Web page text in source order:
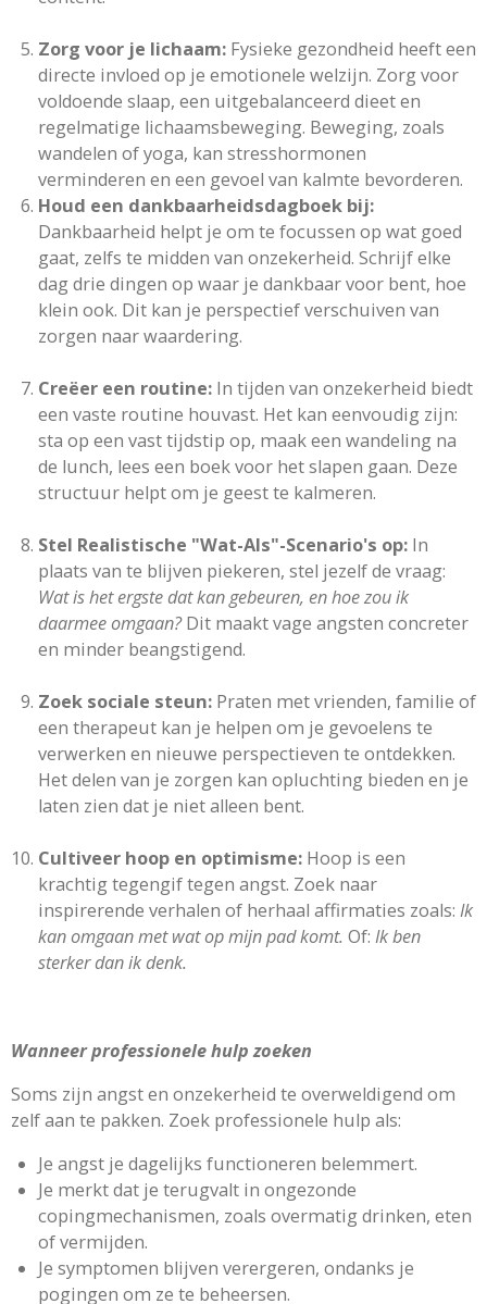
Zorg voor je lichaam:Fysieke gezondheid heeft een
directe invloed op je emotionele welzijn. Zorg voor
voldoende slaap, een uitgebalanceerd dieet en
regelmatige lichaamsbeweging. Beweging, zoals
wandelen of yoga, kan stresshormonen
verminderen en een gevoel van kalmte bevorderen.
Houd een dankbaarheidsdagboek bij:
Dankbaarheid helpt je om te focussen op wat goed
gaat, zelfs te midden van onzekerheid. Schrijf elke
dag drie dingen op waar je dankbaar voor bent, hoe
klein ook. Dit kan je perspectief verschuiven van
zorgen naar waardering.
Creëer een routine:In tijden van onzekerheid biedt
een vaste routine houvast. Het kan eenvoudig zijn:
sta op een vast tijdstip op, maak een wandeling na
de lunch, lees een boek voor het slapen gaan. Deze
structuur helpt om je geest te kalmeren.
Stel Realistische "Wat-Als"-Scenario's op:In
plaats van te blijven piekeren, stel jezelf de vraag:
Wat is het ergste dat kan gebeuren, en hoe zou ik
daarmee omgaan?Dit maakt vage angsten concreter
en minder beangstigend.
Zoek sociale steun:Praten met vrienden, familie of
een therapeut kan je helpen om je gevoelens te
verwerken en nieuwe perspectieven te ontdekken.
Het delen van je zorgen kan opluchting bieden en je
laten zien dat je niet alleen bent.
Cultiveer hoop en optimisme:Hoop is een
krachtig tegengif tegen angst. Zoek naar
inspirerende verhalen of herhaal affirmaties zoals: Ik
kan omgaan met wat op mijn pad komt. Of: Ik ben
sterker dan ik denk.
Wanneer professionele hulp zoeken
Soms zijn angst en onzekerheid te overweldigend om
zelf aan te pakken. Zoek professionele hulp als:
Je angst je dagelijks functioneren belemmert.
Je merkt dat je terugvalt in ongezonde
copingmechanismen, zoals overmatig drinken, eten
of vermijden.
Je symptomen blijven verergeren, ondanks je
pogingen om ze te beheersen.